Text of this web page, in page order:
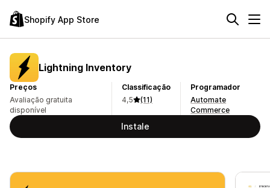
Shopify App Store
Lightning Inventory
Preços
Avaliação gratuita
disponível
Classificação
4,5
(11)
Programador
Automate
Commerce
Instale